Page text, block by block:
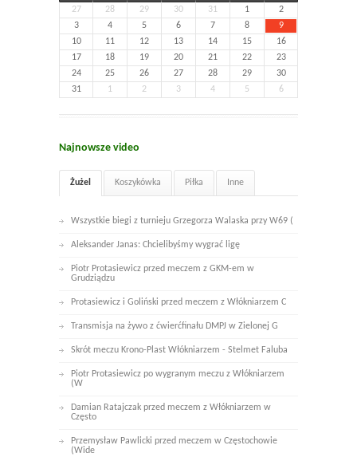
27 28 29 30 31 1
2
3
4 5 6 7 8
9
10
11 12 13 14 15
16
17
18 19 20 21 22
23
24
25 26 27 28 29
30
31
1 2 3 4 5 6
Najnowsze video
Żużel Koszykówka Piłka Inne
Wszystkie biegi z turnieju Grzegorza Walaska przy W69 (
Aleksander Janas: Chcielibyśmy wygrać ligę
Piotr Protasiewicz przed meczem z GKM-em w
Grudziądzu
Protasiewicz i Goliński przed meczem z Włókniarzem C
Transmisja na żywo z ćwierćfinału DMPJ w Zielonej G
Skrót meczu Krono-Plast Włókniarzem - Stelmet Faluba
Piotr Protasiewicz po wygranym meczu z Włókniarzem
(W
Damian Ratajczak przed meczem z Włókniarzem w
Często
Przemysław Pawlicki przed meczem w Częstochowie
(Wide